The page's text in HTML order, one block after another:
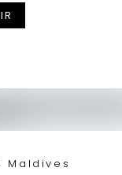
Maldives